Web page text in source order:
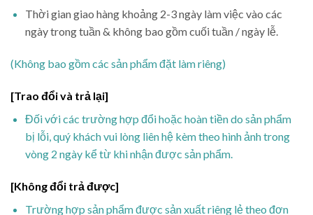
Thời gian giao hàng khoảng 2-3 ngày làm việc vào các
ngày trong tuần & không bao gồm cuối tuần / ngày lễ.
(Không bao gồm các sản phẩm đặt làm riêng)
[Trao đổi và trả lại]
Đối với các trường hợp đổi hoặc hoàn tiền do sản phẩm
bị lỗi, quý khách vui lòng liên hệ kèm theo hình ảnh trong
vòng 2 ngày kể từ khi nhận được sản phẩm.
[Không đổi trả được]
Trường hợp sản phẩm được sản xuất riêng lẻ theo đơn